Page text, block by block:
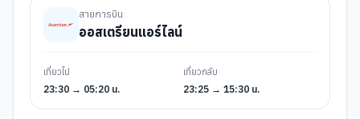
สายการบิน
ออสเตรียนแอร์ไลน์
เที่ยวไป
23:30 → 05:20 น.
เที่ยวกลับ
23:25 → 15:30 น.